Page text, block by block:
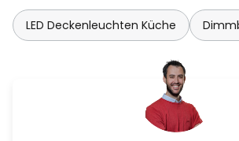
LED Deckenleuchten Küche